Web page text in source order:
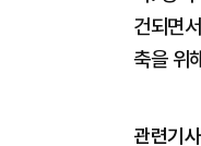
건되면
축을 위
관련기사